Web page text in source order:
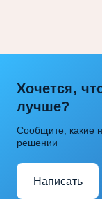
Хочется,
лучше?
Сообщите, какие
решении
Написать